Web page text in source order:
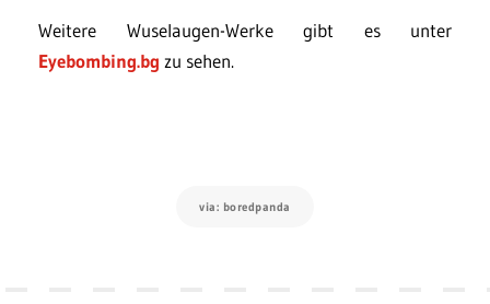
Weitere Wuselaugen-Werke gibt es unter
Eyebombing.bg zu sehen.
via: boredpanda